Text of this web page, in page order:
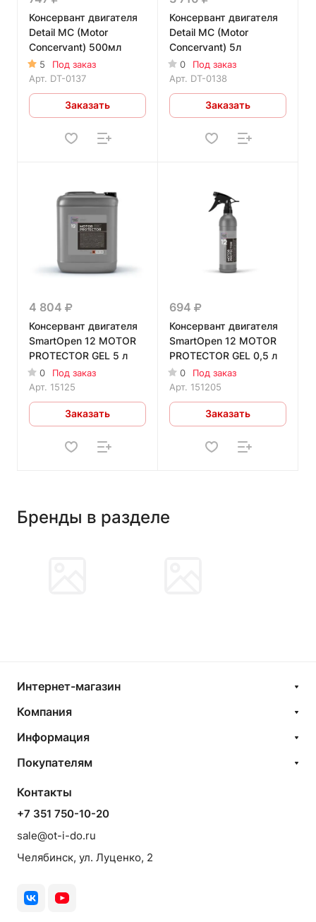
Консервант двигателя
Detail MC (Motor
Concervant) 500мл
5
Под заказ
Арт. DT-0137
Заказать
Консервант двигателя
Detail MC (Motor
Concervant) 5л
0
Под заказ
Арт. DT-0138
Заказать
4 804
Консервант двигателя
SmartOpen 12 MOTOR
PROTECTOR GEL 5 л
0
Под заказ
Арт. 15125
Заказать
694
Консервант двигателя
SmartOpen 12 MOTOR
PROTECTOR GEL 0,5 л
0
Под заказ
Арт. 151205
Заказать
Бренды в разделе
Интернет-магазин
Компания
Информация
Покупателям
Контакты
+7 351 750-10-20
sale@ot-i-do.ru
Челябинск, ул. Луценко, 2